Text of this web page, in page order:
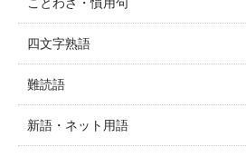
四文字熟語
難読語
新語・ネット用語